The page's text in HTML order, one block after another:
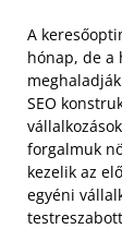
A
hónap, de a
SEO
forgalmuk
kezelik az
egyéni